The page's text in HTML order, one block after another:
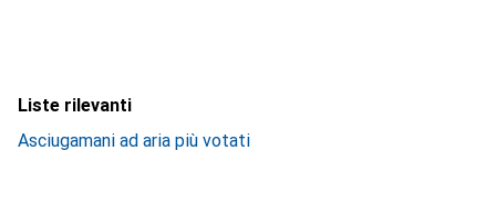
Liste rilevanti
Asciugamani ad aria più votati